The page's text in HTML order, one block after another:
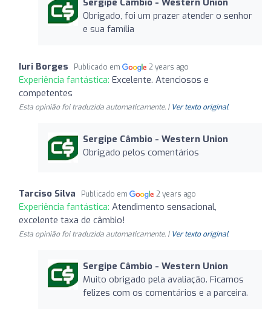
Obrigado, foi um prazer atender o senhor
e sua família
Iuri Borges Publicado em 2 years ago
Experiência fantástica: Excelente. Atenciosos e
competentes
Esta opinião foi traduzida automaticamente. | Ver texto original
Sergipe Câmbio - Western Union
Obrigado pelos comentários
Tarciso Silva Publicado em 2 years ago
Experiência fantástica: Atendimento sensacional,
excelente taxa de câmbio!
Esta opinião foi traduzida automaticamente. | Ver texto original
Sergipe Câmbio - Western Union
Muito obrigado pela avaliação. Ficamos
felizes com os comentários e a parceira.